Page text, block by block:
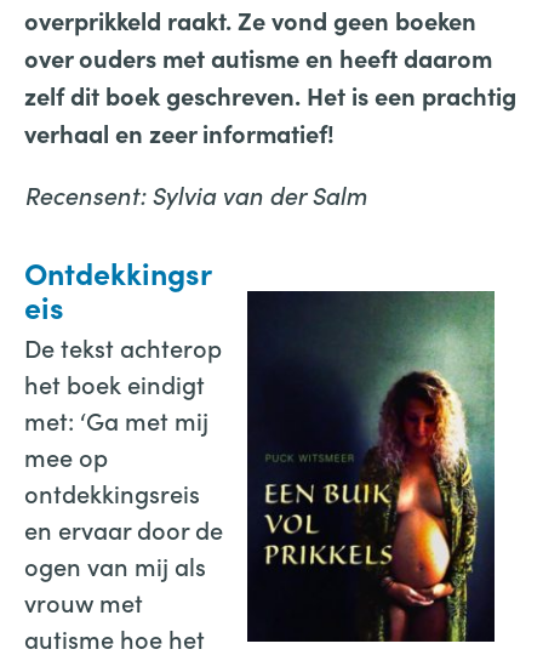
overprikkeld raakt. Ze vond geen boeken
over ouders met autisme en heeft daarom
zelf dit boek geschreven. Het is een prachtig
verhaal en zeer informatief!
Recensent: Sylvia van der Salm
Ontdekkingsr
eis
De tekst achterop
het boek eindigt
met: ‘Ga met mij
mee op
ontdekkingsreis
en ervaar door de
ogen van mij als
vrouw met
autisme hoe het